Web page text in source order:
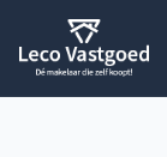
Ga direct naar